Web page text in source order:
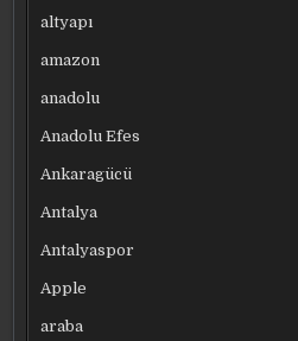
altyapı
amazon
anadolu
Anadolu Efes
Ankaragücü
Antalya
Antalyaspor
Apple
araba